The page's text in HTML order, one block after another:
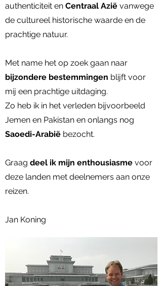
authenticiteit en Centraal Azië vanwege
de cultureel historische waarde en de
prachtige natuur.
Met name het op zoek gaan naar
bijzondere bestemmingen blijft voor
mij een prachtige uitdaging.
Zo heb ik in het verleden bijvoorbeeld
Jemen en Pakistan en onlangs nog
Saoedi-Arabië bezocht.
Graag deel ik mijn enthousiasme voor
deze landen met deelnemers aan onze
reizen.
Jan Koning